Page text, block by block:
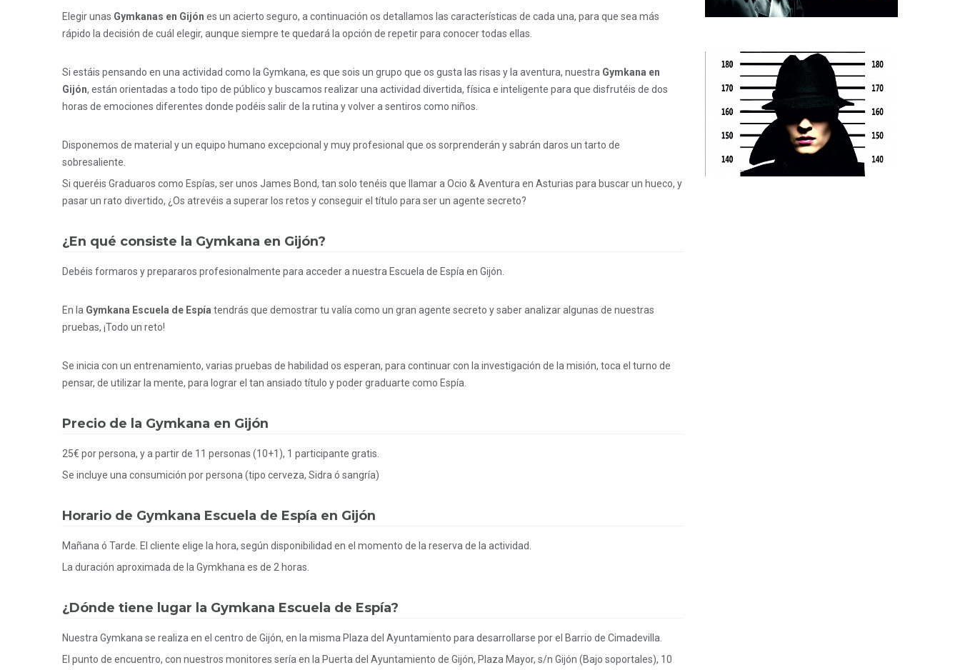
Elegir unas Gymkanas en Gijón es un acierto seguro, a continuación os detallamos las características de cada una, para que sea más
rápido la decisión de cuál elegir, aunque siempre te quedará la opción de repetir para conocer todas ellas.
Si estáis pensando en una actividad como la Gymkana, es que sois un grupo que os gusta las risas y la aventura, nuestra Gymkana en
Gijón, están orientadas a todo tipo de público y buscamos realizar una actividad divertida, física e inteligente para que disfrutéis de dos
horas de emociones diferentes donde podéis salir de la rutina y volver a sentiros como niños.
Disponemos de material y un equipo humano excepcional y muy profesional que os sorprenderán y sabrán daros un tarto de
sobresaliente.
Si queréis Graduaros como Espías, ser unos James Bond, tan solo tenéis que llamar a Ocio & Aventura en Asturias para buscar un hueco, y
pasar un rato divertido, ¿Os atrevéis a superar los retos y conseguir el título para ser un agente secreto?
¿En qué consiste la Gymkana en Gijón?
Debéis formaros y prepararos profesionalmente para acceder a nuestra Escuela de Espía en Gijón.
En la Gymkana Escuela de Espía tendrás que demostrar tu valía como un gran agente secreto y saber analizar algunas de nuestras
pruebas, ¡Todo un reto!
Se inicia con un entrenamiento, varias pruebas de habilidad os esperan, para continuar con la investigación de la misión, toca el turno de
pensar, de utilizar la mente, para lograr el tan ansiado título y poder graduarte como Espía.
Precio de la Gymkana en Gijón
25€ por persona, y a partir de 11 personas (10+1), 1 participante gratis.
Se incluye una consumición por persona (tipo cerveza, Sidra ó sangría)
Horario de Gymkana Escuela de Espía en Gijón
Mañana ó Tarde. El cliente elige la hora, según disponibilidad en el momento de la reserva de la actividad.
La duración aproximada de la Gymkhana es de 2 horas.
¿Dónde tiene lugar la Gymkana Escuela de Espía?
Nuestra Gymkana se realiza en el centro de Gijón, en la misma Plaza del Ayuntamiento para desarrollarse por el Barrio de Cimadevilla.
El punto de encuentro, con nuestros monitores sería en la Puerta del Ayuntamiento de Gijón, Plaza Mayor, s/n Gijón (Bajo soportales), 10